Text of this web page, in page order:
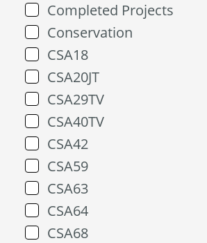
Completed Projects
Conservation
CSA18
CSA20JT
CSA29TV
CSA40TV
CSA42
CSA59
CSA63
CSA64
CSA68